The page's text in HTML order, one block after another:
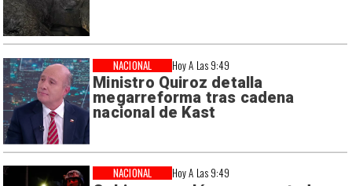
Hoy A Las 9:49
Ministro Quiroz detalla
megarreforma tras cadena
nacional de Kast
NACIONAL
Hoy A Las 9:49
NACIONAL